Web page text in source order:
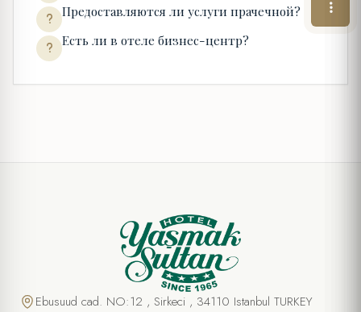
Предоставляются ли услуги прачечной?
Есть ли в отеле бизнес-центр?
Ebusuud cad. NO:12 , Sirkeci , 34110 Istanbul TURKEY